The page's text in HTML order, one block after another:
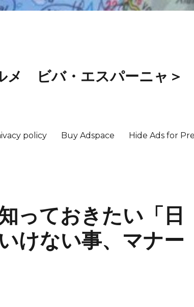
メ ビバ・エスパーニャ＞
policy Buy Adspace Hide Ads for
っておきたい「日
けない事、マナー